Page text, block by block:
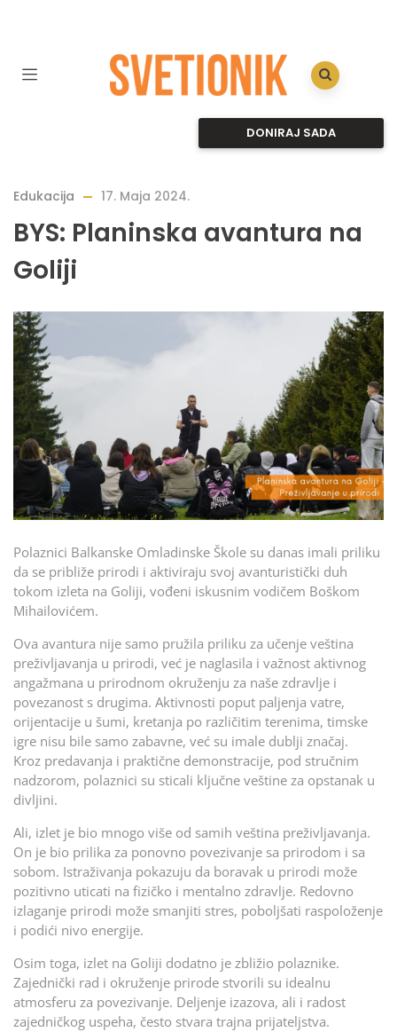
DONIRAJ SADA
Edukacija 17. Maja 2024.
BYS: Planinska avantura na
Goliji
Polaznici Balkanske Omladinske Škole su danas imali priliku
da se približe prirodi i aktiviraju svoj avanturistički duh
tokom izleta na Goliji, vođeni iskusnim vodičem Boškom
Mihailovićem.
Ova avantura nije samo pružila priliku za učenje veština
preživljavanja u prirodi, već je naglasila i važnost aktivnog
angažmana u prirodnom okruženju za naše zdravlje i
povezanost s drugima. Aktivnosti poput paljenja vatre,
orijentacije u šumi, kretanja po različitim terenima, timske
igre nisu bile samo zabavne, već su imale dublji značaj.
Kroz predavanja i praktične demonstracije, pod stručnim
nadzorom, polaznici su sticali ključne veštine za opstanak u
divljini.
Ali, izlet je bio mnogo više od samih veština preživljavanja.
On je bio prilika za ponovno povezivanje sa prirodom i sa
sobom. Istraživanja pokazuju da boravak u prirodi može
pozitivno uticati na fizičko i mentalno zdravlje. Redovno
izlaganje prirodi može smanjiti stres, poboljšati raspoloženje
i podići nivo energije.
Osim toga, izlet na Goliji dodatno je zbližio polaznike.
Zajednički rad i okruženje prirode stvorili su idealnu
atmosferu za povezivanje. Deljenje izazova, ali i radost
zajedničkog uspeha, često stvara trajna prijateljstva.